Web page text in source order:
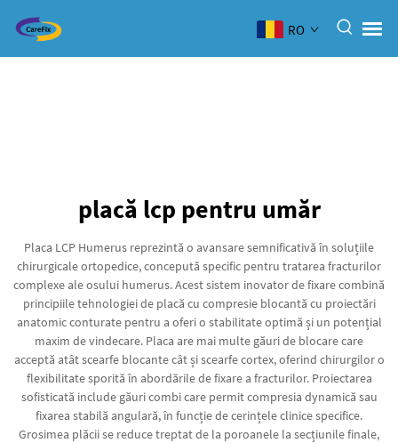
RO
placă lcp pentru umăr
Placa LCP Humerus reprezintă o avansare semnificativă în soluțiile
chirurgicale ortopedice, concepută specific pentru tratarea fracturilor
complexe ale osului humerus. Acest sistem inovator de fixare combină
principiile tehnologiei de placă cu compresie blocantă cu proiectări
anatomic conturate pentru a oferi o stabilitate optimă și un potențial
maxim de vindecare. Placa are mai multe găuri de blocare care
acceptă atât scearfe blocante cât și scearfe cortex, oferind chirurgilor o
flexibilitate sporită în abordările de fixare a fracturilor. Proiectarea
sofisticată include găuri combi care permit compresia dynamică sau
fixarea stabilă angulară, în funcție de cerințele clinice specifice.
Grosimea plăcii se reduce treptat de la poroanele la secțiunile finale,